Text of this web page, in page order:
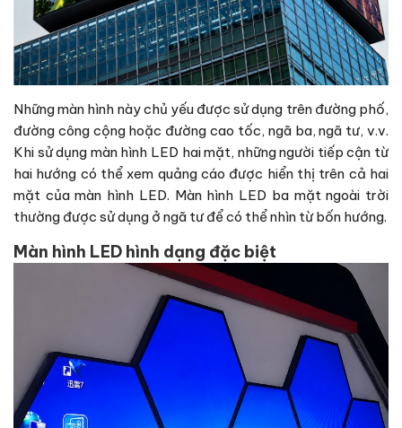
Những màn hình này chủ yếu được sử dụng trên đường phố,
đường công cộng hoặc đường cao tốc, ngã ba, ngã tư, v.v.
Khi sử dụng màn hình LED hai mặt, những người tiếp cận từ
hai hướng có thể xem quảng cáo được hiển thị trên cả hai
mặt của màn hình LED. Màn hình LED ba mặt ngoài trời
thường được sử dụng ở ngã tư để có thể nhìn từ bốn hướng.
Màn hình LED hình dạng đặc biệt